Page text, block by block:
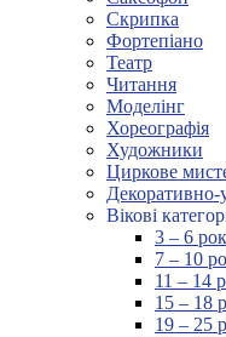
Скрипка
Фортепіано
Театр
Читання
Моделінг
Хореографія
Художники
Циркове
Вікові
3 – 6
7 – 10
11 – 14
15 – 18
19 – 25